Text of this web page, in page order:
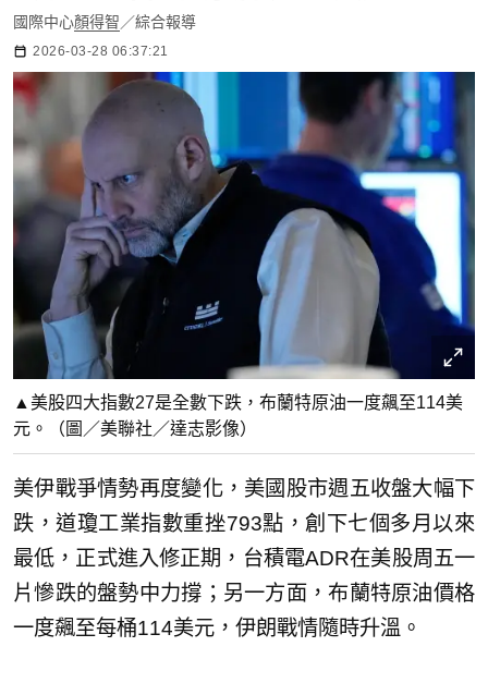
國際中心顏得智 ／綜合報導
2026-03-28 06:37:21
▲美股四大指數27是全數下跌，布蘭特原油一度飆至114美
元。（圖／美聯社／達志影像）
美伊戰爭情勢再度變化，美國股市週五收盤大幅下
跌，道瓊工業指數重挫793點，創下七個多月以來
最低，正式進入修正期，台積電ADR在美股周五一
片慘跌的盤勢中力撐；另一方面，布蘭特原油價格
一度飆至每桶114美元，伊朗戰情隨時升溫。